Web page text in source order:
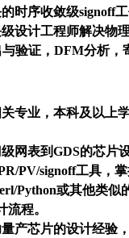
时序收敛级signoff工
设计工程师解决物
验证，DFM分析，
专业，本科及以上
网表到GDS的芯片
PV/signoff工具，
Python或其他类似
流程。
产芯片的设计经验